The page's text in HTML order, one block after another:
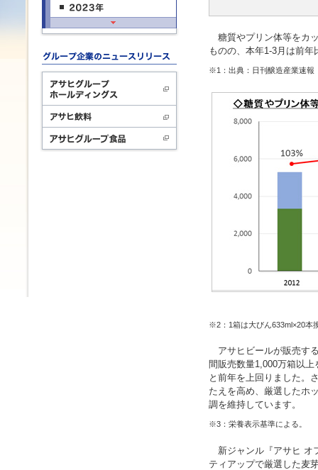
糖質やプリン体等をカ
ものの、本年1-3月は前年
※1：出典：日刊醸造産業速報
※2：1箱は大びん633ml×20本
アサヒビールが販売す
間販売数量1,000万箱以
と前年を上回りました。
たえを高め、厳選したホ
調を維持しています。
※3：栄養表示基準による。
新ジャンル『アサヒ オ
ティアップで厳選した麦